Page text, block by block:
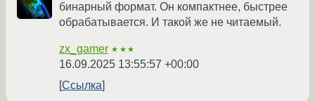
бинарный формат. Он компактнее, быстрее
обрабатывается. И такой же не читаемый.
zx_gamer ★★★
16.09.2025 13:55:57 +00:00
Ссылка